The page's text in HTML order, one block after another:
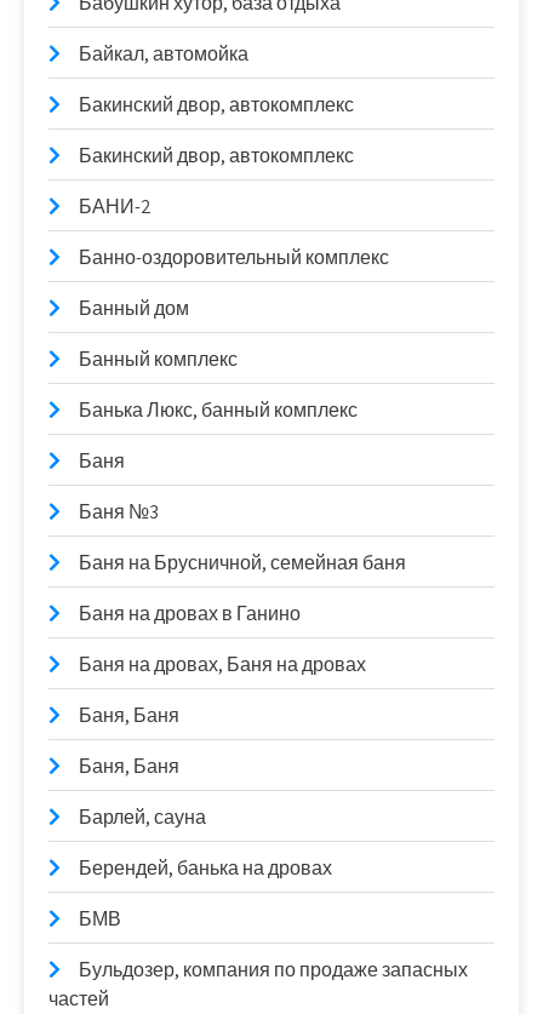
Байкал, автомойка
Бакинский двор, автокомплекс
Бакинский двор, автокомплекс
БАНИ-2
Банно-оздоровительный комплекс
Банный дом
Банный комплекс
Банька Люкс, банный комплекс
Баня
Баня №3
Баня на Брусничной, семейная баня
Баня на дровах в Ганино
Баня на дровах, Баня на дровах
Баня, Баня
Баня, Баня
Барлей, сауна
Берендей, банька на дровах
БМВ
Бульдозер, компания по продаже запасных
частей